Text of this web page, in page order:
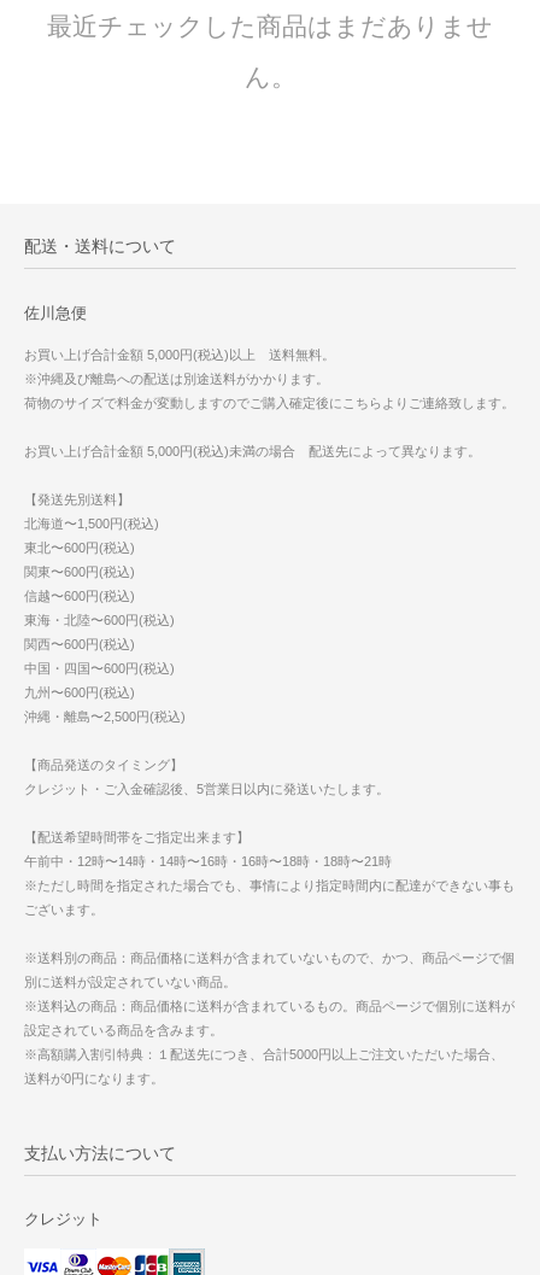
最近チェックした商品はまだありませ
ん。
配送・送料について
佐川急便
お買い上げ合計金額 5,000円(税込)以上 送料無料。
※沖縄及び離島への配送は別途送料がかかります。
荷物のサイズで料金が変動しますのでご購入確定後にこちらよりご連絡致します。
お買い上げ合計金額 5,000円(税込)未満の場合 配送先によって異なります。
【発送先別送料】
北海道〜1,500円(税込)
東北〜600円(税込)
関東〜600円(税込)
信越〜600円(税込)
東海・北陸〜600円(税込)
関西〜600円(税込)
中国・四国〜600円(税込)
九州〜600円(税込)
沖縄・離島〜2,500円(税込)
【商品発送のタイミング】
クレジット・ご入金確認後、5営業日以内に発送いたします。
【配送希望時間帯をご指定出来ます】
午前中・12時〜14時・14時〜16時・16時〜18時・18時〜21時
※ただし時間を指定された場合でも、事情により指定時間内に配達ができない事も
ございます。
※送料別の商品：商品価格に送料が含まれていないもので、かつ、商品ページで個
別に送料が設定されていない商品。
※送料込の商品：商品価格に送料が含まれているもの。商品ページで個別に送料が
設定されている商品を含みます。
※高額購入割引特典：１配送先につき、合計5000円以上ご注文いただいた場合、
送料が0円になります。
支払い方法について
クレジット